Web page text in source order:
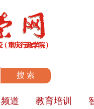
道 教育培训